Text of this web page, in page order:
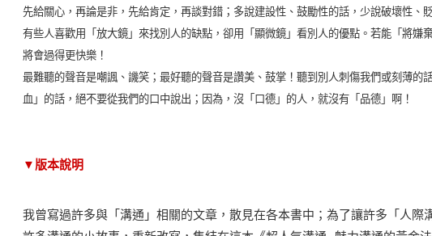
先給關心，再論是非，先給肯定，再談對錯；多說建設性、鼓勵性的話，少說破壞性、
有些人喜歡用「放大鏡」來找別人的缺點，卻用「顯微鏡」看別人的優點。若能「將嫌
將會過得更快樂！
最難聽的聲音是嘲諷、譏笑；最好聽的聲音是讚美、鼓掌！聽到別人刺傷我們或刻薄的
血」的話，絕不要從我們的口中說出；因為，沒「口德」的人，就沒有「品德」啊！
▼版本說明
我曾寫過許多與「溝通」相關的文章，散見在各本書中；為了讓許多「人